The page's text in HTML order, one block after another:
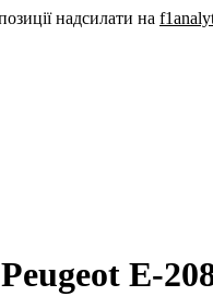
надсилати на
Peugeot E-